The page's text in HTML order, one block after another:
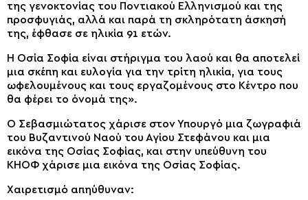
της γενοκτονίας του Ποντιακού Ελληνισμού και της
προσφυγιάς, αλλά και παρά τη σκληρότατη άσκησή
της, έφθασε σε ηλικία 91 ετών.
Η Οσία Σοφία είναι στήριγμα του λαού και θα αποτελεί
μια σκέπη και ευλογία για την τρίτη ηλικία, για τους
ωφελουμένους και τους εργαζομένους στο Κέντρο που
θα φέρει το όνομά της».
Ο Σεβασμιώτατος χάρισε στον Υπουργό μια ζωγραφιά
του Βυζαντινού Ναού του Αγίου Στεφάνου και μια
εικόνα της Οσίας Σοφίας, και στην υπεύθυνη του
ΚΗΟΦ χάρισε μια εικόνα της Οσίας Σοφίας.
Χαιρετισμό απηύθυναν: